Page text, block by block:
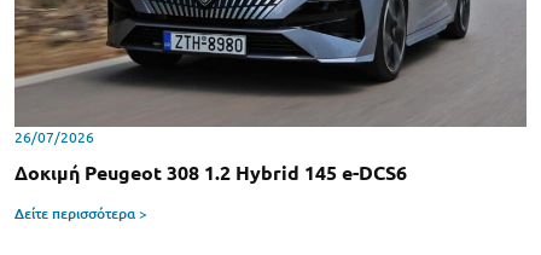
26/07/2026
Δοκιμή Peugeot 308 1.2 Hybrid 145 e-DCS6
Δείτε περισσότερα >